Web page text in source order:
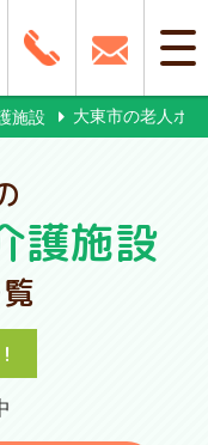
施設 大東市の老人ホ
護施設